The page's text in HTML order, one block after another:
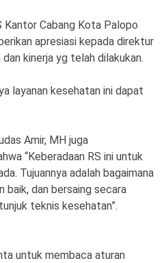
Kantor Cabang Kota Palopo
apresiasi kepada direktur
kinerja yg telah dilakukan.
layanan kesehatan ini dapat
Amir, MH juga
“Keberadaan RS ini untuk
Tujuannya adalah bagaimana
baik, dan bersaing secara
teknis kesehatan”.
untuk membaca aturan